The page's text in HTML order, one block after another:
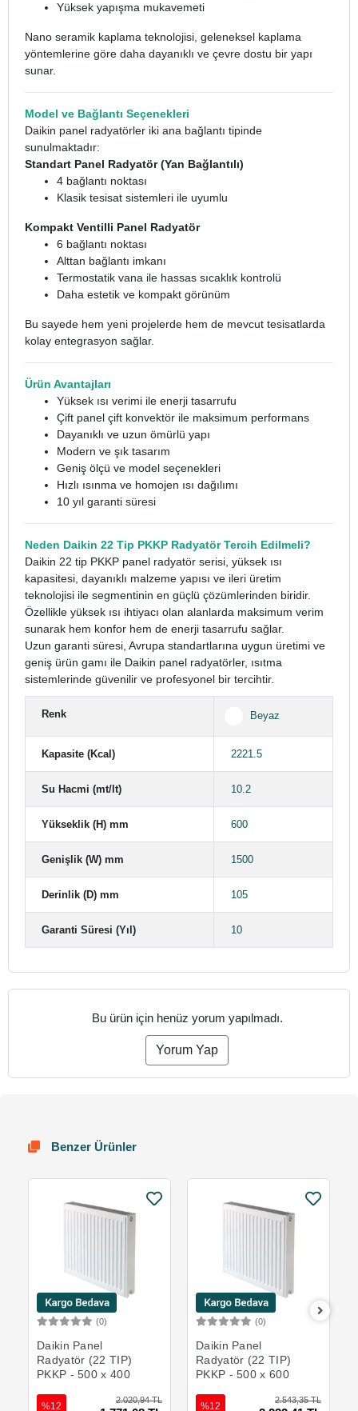
Yüksek yapışma mukavemeti
Nano seramik kaplama teknolojisi, geleneksel kaplama
yöntemlerine göre daha dayanıklı ve çevre dostu bir yapı
sunar.
Model ve Bağlantı Seçenekleri
Daikin panel radyatörler iki ana bağlantı tipinde
sunulmaktadır:
Standart Panel Radyatör (Yan Bağlantılı)
4 bağlantı noktası
Klasik tesisat sistemleri ile uyumlu
Kompakt Ventilli Panel Radyatör
6 bağlantı noktası
Alttan bağlantı imkanı
Termostatik vana ile hassas sıcaklık kontrolü
Daha estetik ve kompakt görünüm
Bu sayede hem yeni projelerde hem de mevcut tesisatlarda
kolay entegrasyon sağlar.
Ürün Avantajları
Yüksek ısı verimi ile enerji tasarrufu
Çift panel çift konvektör ile maksimum performans
Dayanıklı ve uzun ömürlü yapı
Modern ve şık tasarım
Geniş ölçü ve model seçenekleri
Hızlı ısınma ve homojen ısı dağılımı
10 yıl garanti süresi
Neden Daikin 22 Tip PKKP Radyatör Tercih Edilmeli?
Daikin 22 tip PKKP panel radyatör serisi, yüksek ısı
kapasitesi, dayanıklı malzeme yapısı ve ileri üretim
teknolojisi ile segmentinin en güçlü çözümlerinden biridir.
Özellikle yüksek ısı ihtiyacı olan alanlarda maksimum verim
sunarak hem konfor hem de enerji tasarrufu sağlar.
Uzun garanti süresi, Avrupa standartlarına uygun üretimi ve
geniş ürün gamı ile Daikin panel radyatörler, ısıtma
sistemlerinde güvenilir ve profesyonel bir tercihtir.
Renk Beyaz
Kapasite (Kcal) 2221.5
Su Hacmi (mt/lt) 10.2
Yükseklik (H) mm 600
Genişlik (W) mm 1500
Derinlik (D) mm 105
Garanti Süresi (Yıl) 10
Bu ürün için henüz yorum yapılmadı.
Yorum Yap
Benzer Ürünler
(0)
Daikin Panel
Radyatör (22 TIP)
PKKP - 500 x 400
2.020,94 TL
%12
(0)
Daikin Panel
Radyatör (22 TIP)
PKKP - 500 x 600
2.543,35 TL
%12